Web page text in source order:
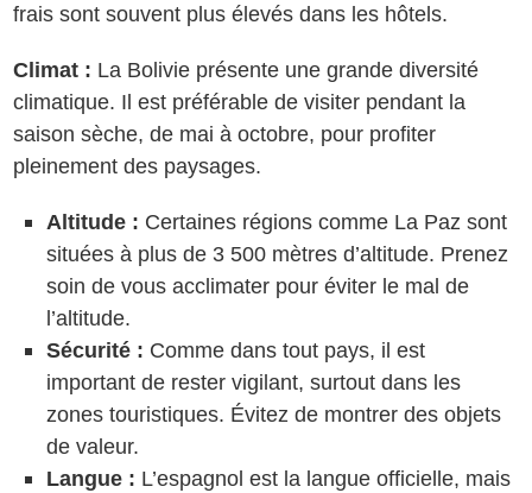
frais sont souvent plus élevés dans les hôtels.
Climat : La Bolivie présente une grande diversité
climatique. Il est préférable de visiter pendant la
saison sèche, de mai à octobre, pour profiter
pleinement des paysages.
Altitude : Certaines régions comme La Paz sont
situées à plus de 3 500 mètres d’altitude. Prenez
soin de vous acclimater pour éviter le mal de
l’altitude.
Sécurité : Comme dans tout pays, il est
important de rester vigilant, surtout dans les
zones touristiques. Évitez de montrer des objets
de valeur.
Langue : L’espagnol est la langue officielle, mais